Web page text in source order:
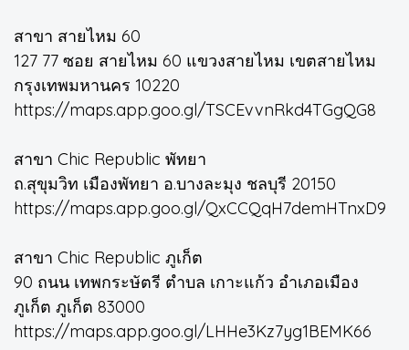
สาขา สายไหม 60
127 77 ซอย สายไหม 60 แขวงสายไหม เขตสายไหม
กรุงเทพมหานคร 10220
https://maps.app.goo.gl/TSCEvvnRkd4TGgQG8
สาขา Chic Republic พัทยา
ถ.สุขุมวิท เมืองพัทยา อ.บางละมุง ชลบุรี 20150
https://maps.app.goo.gl/QxCCQqH7demHTnxD9
สาขา Chic Republic ภูเก็ต
90 ถนน เทพกระษัตรี ตำบล เกาะแก้ว อำเภอเมือง
ภูเก็ต ภูเก็ต 83000
https://maps.app.goo.gl/LHHe3Kz7yg1BEMK66